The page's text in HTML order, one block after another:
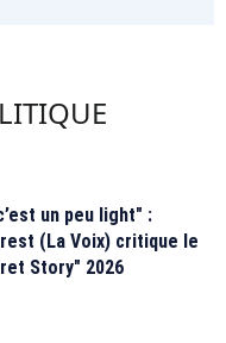
un peu light" :
(La Voix) critique le
Story" 2026